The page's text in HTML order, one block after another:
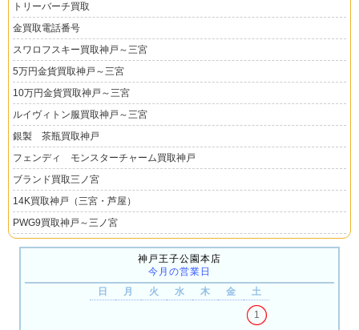
トリーバーチ買取
金買取電話番号
スワロフスキー買取神戸～三宮
5万円金貨買取神戸～三宮
10万円金貨買取神戸～三宮
ルイヴィトン服買取神戸～三宮
銀製 茶瓶買取神戸
フェンディ モンスターチャーム買取神戸
ブランド買取三ノ宮
14K買取神戸（三宮・芦屋）
PWG9買取神戸～三ノ宮
神戸王子公園本店
今月の営業日
日
月 火 水 木 金 土
1